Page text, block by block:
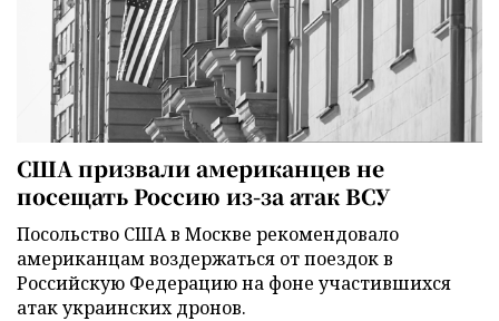
США призвали американцев не
посещать Россию из-за атак ВСУ
Посольство США в Москве рекомендовало
американцам воздержаться от поездок в
Российскую Федерацию на фоне участившихся
атак украинских дронов.